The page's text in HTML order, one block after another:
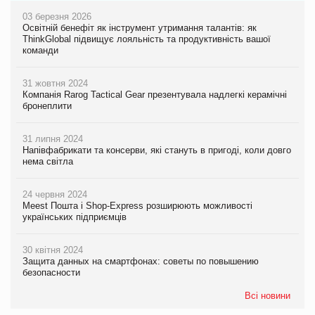
03 березня 2026
Освітній бенефіт як інструмент утримання талантів: як
ThinkGlobal підвищує лояльність та продуктивність вашої
команди
31 жовтня 2024
Компанія Rarog Tactical Gear презентувала надлегкі керамічні
бронеплити
31 липня 2024
Напівфабрикати та консерви, які стануть в пригоді, коли довго
нема світла
24 червня 2024
Meest Пошта і Shop-Express розширюють можливості
українських підприємців
30 квітня 2024
Защита данных на смартфонах: советы по повышению
безопасности
Всі новини